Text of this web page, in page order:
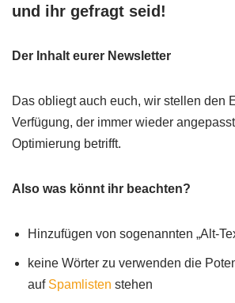
und ihr gefragt seid!
Der Inhalt eurer Newsletter
Das obliegt auch euch, wir stellen den
Verfügung, der immer wieder
Optimierung betrifft.
Also was könnt ihr beachten?
Hinzufügen von sogenannten „Alt-
keine Wörter zu verwenden die
auf Spamlisten stehen